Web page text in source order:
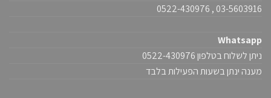
03-5603916 , 0522-430976
Whatsapp
ניתן לשלוח בטלפון 0522-430976
מענה ינתן בשעות הפעילות בלבד